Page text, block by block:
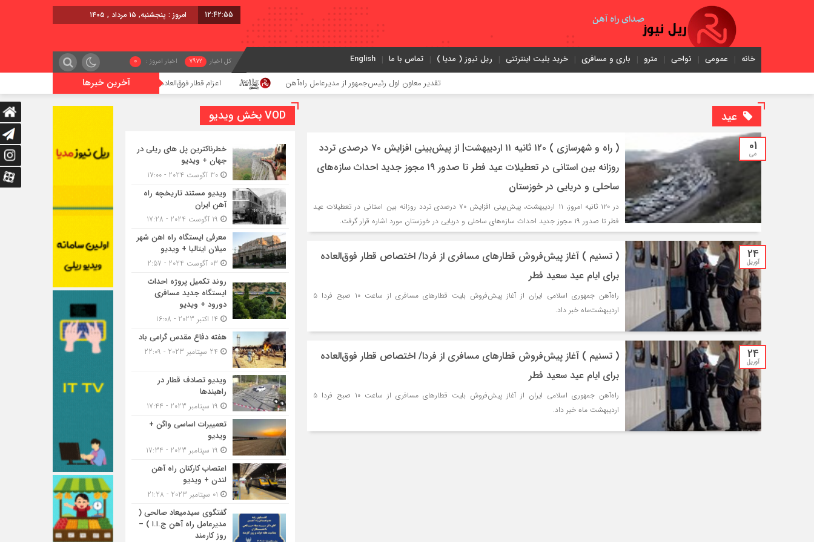
12:42:56 برابر با : Thursday - 6 August - 2026
خانه عمومی نواحی مترو باری و مسافری خرید بلیت اینترنتی ریل نیوز ( مدیا ) تماس با ما English کل اخبار 7972 اخبار امروز : 0
آخرین خبرها تقدیر معاون اول رئیس‌جمهور از مدیرعامل راه‌آهن اعزام قطار فوق‌العاده کرمان – خرمشهر اجرای پروژه احداث زیرگذر
عید
01
می
( راه و شهرسازی ) ۱۲۰ ثانیه ۱۱ اردیبهشت| از پیش‌بینی افزایش ۷۰ درصدی تردد
روزانه بین استانی در تعطیلات عید فطر تا صدور ۱۹ مجوز جدید احداث سازه‌های
ساحلی و دریایی در خوزستان
در ۱۲۰ ثانیه امروز، ۱۱ اردیبهشت، پیش‌بینی افزایش ۷۰ درصدی تردد روزانه بین استانی در تعطیلات عید
فطر تا صدور ۱۹ مجوز جدید احداث سازه‌های ساحلی و دریایی در خوزستان مورد اشاره قرار گرفت.
24
آوریل
( تسنیم ) آغاز پیش‌فروش قطارهای مسافری از فردا/ اختصاص قطار فوق‌العاده
برای ایام عید سعید فطر
راه‌آهن جمهوری اسلامی ایران از آغاز پیش‌فروش بلیت قطارهای مسافری از ساعت ۱۰ صبح فردا ۵
اردیبهشت‌ماه خبر داد.
24
آوریل
( تسنیم ) آغاز پیش‌فروش قطارهای مسافری از فردا/ اختصاص قطار فوق‌العاده
برای ایام عید سعید فطر
راه‌آهن جمهوری اسلامی ایران از آغاز پیش‌فروش بلیت قطارهای مسافری از ساعت ۱۰ صبح فردا ۵
اردیبهشت ماه خبر داد.
VOD بخش ویدیو
خطرناکترین پل های ریلی در
جهان + ویدیو
ویدیو مستند تاریخچه راه
آهن ایران
معرفی ایستگاه راه اهن شهر
میلان ایتالیا + ویدیو
روند تکمیل پروژه احداث
ایستگاه جدید مسافری
دورود + ویدیو
هفته دفاع مقدس گرامی باد
ویدیو تصادف قطار در
راهبندها
تعمییرات اساسی واگن +
ویدیو
اعتصاب کارکنان راه آهن
لندن + ویدیو
گفتگوی سیدمیعاد صالحی (
مدیرعامل راه آهن ج.ا.ا ) –
روز کارمند